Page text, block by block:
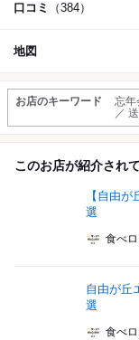
口コミ （384）
地図
お店のキーワード
忘年
／
このお店が紹介され
【自由
選
食べ
自由が丘
選
食べ